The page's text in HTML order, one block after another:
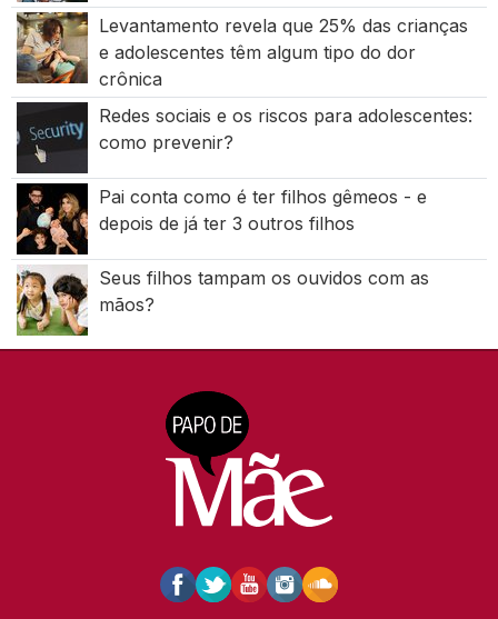
Levantamento revela que 25% das crianças
e adolescentes têm algum tipo do dor
crônica
Redes sociais e os riscos para adolescentes:
como prevenir?
Pai conta como é ter filhos gêmeos - e
depois de já ter 3 outros filhos
Seus filhos tampam os ouvidos com as
mãos?